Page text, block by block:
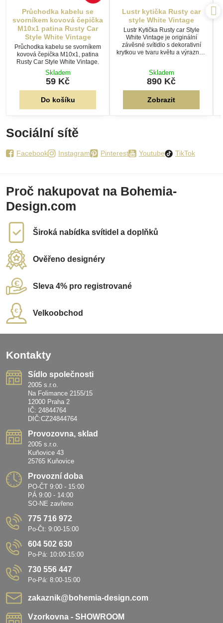
Průchodka kabelu se
svorníkem kovová čepička
M10x1 patina Rusty Car
Style White Vintage
Průchodka kabelu se svorníkem
kovová čepička M10x1, patina
Rusty Car Style White Vintage.
Skladem
59 Kč
Do košíku
Lustr kytička Rusty car
style White Vintage
Lustr Kytička Rusty car Style
White Vintage je originální
závěsné svítidlo s dekorativní
krytkou ve tvaru květu a výraznou
kabelu vytvoříte jedinečné
osvětlení s nezaměnitelným
charakterem.
Skladem
890 Kč
Zobrazit
Sociální sítě
Facebook Instagram Pinterest Youtube TikTok
Proč nakupovat na Bohemia-
Design.com
Široká nabídka svítidel a doplňků
Ověřeno designéry
Sleva 4% pro registrované
Velkoobchod
Kontakty
Sídlo společnosti
2005 s.r.o.
Na Folimance 2155/15
12000 Praha 2
IČ: 24844764
DIČ:CZ24844764
Provozovna, sklad
2005 s.r.o.
Kuňovice 43
25765 Kuňovice
Provozní doba
PO-ČT 9:00 - 15:00
PÁ 9:00 - 14:00
SO-NE zavřeno
775 716 972
Po-Čt: 9:00-15:00
604 502 630
Po-Pá: 10:00-15:00
730 556 447
Po-Pá: 8:00-15:00
zakaznik​@bohemia-design​.com
Vzorkovna - SHOWROOM